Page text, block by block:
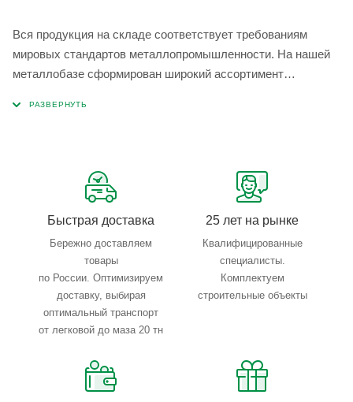
Вся продукция на складе соответствует требованиям
мировых стандартов металлопромышленности. На нашей
металлобазе сформирован широкий ассортимент
Быстрая доставка
Бережно доставляем
товары
по России. Оптимизируем
доставку, выбирая
оптимальный транспорт
от легковой до маза 20 тн
25 лет на рынке
Квалифицированные
специалисты.
Комплектуем
строительные объекты